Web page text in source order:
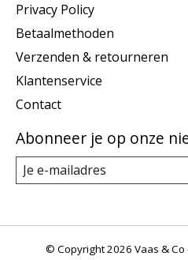
Privacy Policy
Betaalmethoden
Verzenden & retourneren
Klantenservice
Contact
Abonneer je op onze
© Copyright 2026 Vaas & Co